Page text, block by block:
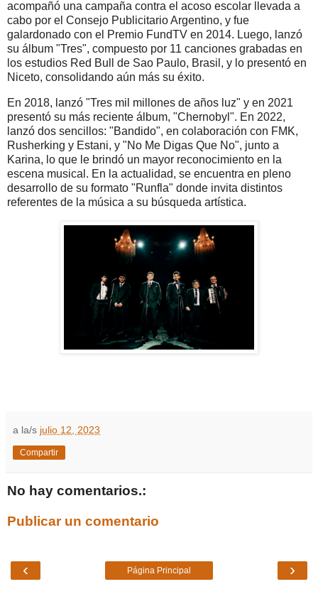
acompañó una campaña contra el acoso escolar llevada a
cabo por el Consejo Publicitario Argentino, y fue
galardonado con el Premio FundTV en 2014. Luego, lanzó
su álbum "Tres", compuesto por 11 canciones grabadas en
los estudios Red Bull de Sao Paulo, Brasil, y lo presentó en
Niceto, consolidando aún más su éxito.
En 2018, lanzó "Tres mil millones de años luz" y en 2021
presentó su más reciente álbum, "Chernobyl". En 2022,
lanzó dos sencillos: "Bandido", en colaboración con FMK,
Rusherking y Estani, y "No Me Digas Que No", junto a
Karina, lo que le brindó un mayor reconocimiento en la
escena musical. En la actualidad, se encuentra en pleno
desarrollo de su formato "Runfla" donde invita distintos
referentes de la música a su búsqueda artística.
a la/s julio 12, 2023
Compartir
No hay comentarios.:
Publicar un comentario
‹ ›
Página Principal